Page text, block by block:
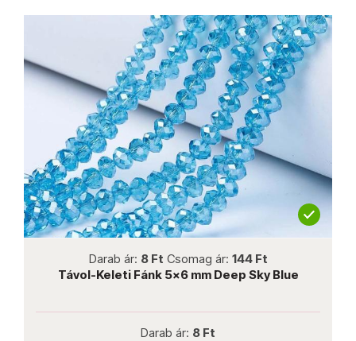
Darab ár: 8 Ft Csomag ár: 144 Ft
Távol-Keleti Fánk 5x6 mm Deep Sky Blue
Darab ár: 8 Ft